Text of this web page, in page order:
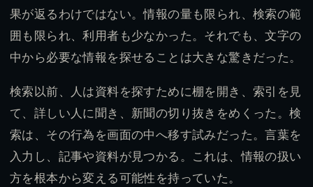
果が返るわけではない。情報の量も限られ、検索の範
囲も限られ、利用者も少なかった。それでも、文字の
中から必要な情報を探せることは大きな驚きだった。
検索以前、人は資料を探すために棚を開き、索引を見
て、詳しい人に聞き、新聞の切り抜きをめくった。検
索は、その行為を画面の中へ移す試みだった。言葉を
入力し、記事や資料が見つかる。これは、情報の扱い
方を根本から変える可能性を持っていた。